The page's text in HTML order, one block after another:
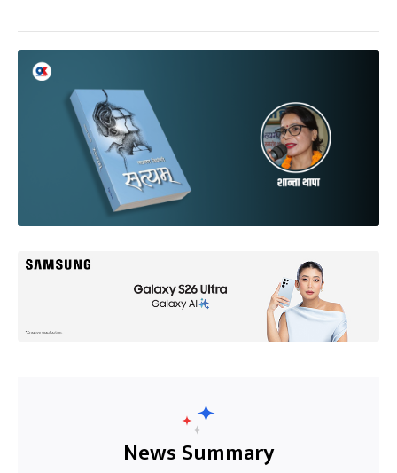
News Summary